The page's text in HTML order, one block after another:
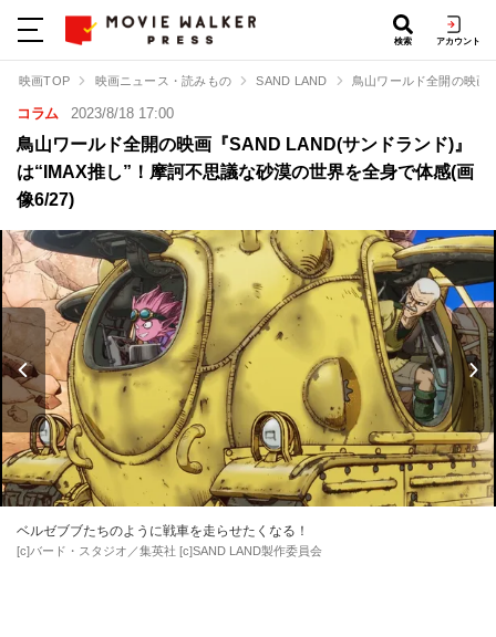
検索 アカウント
映画TOP 映画ニュース・読みもの SAND LAND 鳥山ワールド全開の映画
コラム 2023/8/18 17:00
鳥山ワールド全開の映画『SAND LAND(サンドランド)』
は“IMAX推し”！摩訶不思議な砂漠の世界を全身で体感(画
像6/27)
ベルゼブブたちのように戦車を走らせたくなる！
[c]バード・スタジオ／集英社 [c]SAND LAND製作委員会